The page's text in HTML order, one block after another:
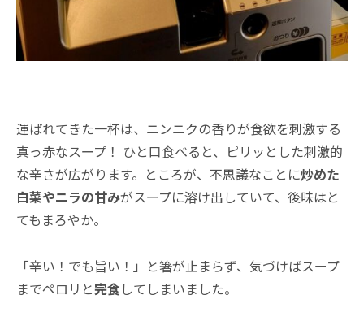
運ばれてきた一杯は、ニンニクの香りが食欲を刺激する
真っ赤なスープ！ ひと口食べると、ピリッとした刺激的
な辛さが広がります。ところが、不思議なことに炒めた
白菜やニラの甘みがスープに溶け出していて、後味はと
てもまろやか。
「辛い！でも旨い！」と箸が止まらず、気づけばスープ
までペロリと完食 してしまいました。